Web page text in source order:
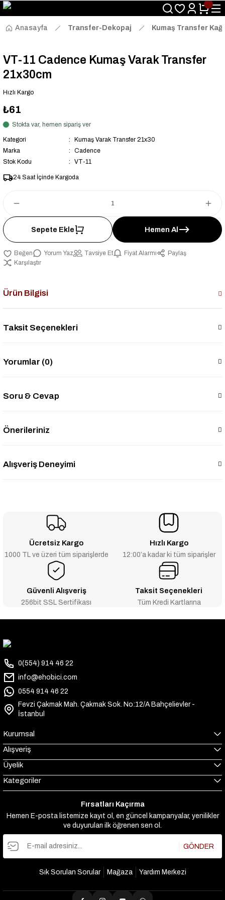
Size Özel "HG10" Kodu ile Sepette Hemen %10 İndirim Fırsatını
Kaçırmayın!
Anasayfa
Transfer-Dekopaj Kumaş Transfer
VT-11 Cadence Kumaş Varak Transfer
21x30cm
Hızlı Kargo
₺61
Stokta var, hemen sipariş ver
Kategori
Kumaş Varak Transfer 21x30
Marka
Cadence
Stok Kodu
VT-11
24 Saat İçinde Kargoda
Sepete Ekle Hemen Al
Yorum Yaz Tavsiye Et Fiyat Alarmı
Paylaş
Karşılaştır
Ürün Bilgisi
Taksit Seçenekleri
Yorumlar (0)
Soru & Cevap
Önerileriniz
Alışveriş Deneyimi
Ücretsiz Kargo
1000 TL ve üzeri tüm siparişlerde
Hızlı Kargo
12:00’a kadar ki tüm siparişler
Güvenli Alışveriş
256bit SSL Sertifikası
Taksit Seçenekleri
Tüm Kredi Kartlarına
0(554) 914 46 22
info@ehobici.com
0554 914 46 22
Fevzi Çakmak Mah. Çakmak Sok. No:12/A Bahçelievler -
İstanbul
Kurumsal
Alışveriş
Üyelik
Kategoriler
Fırsatları Kaçırma
Hemen E-posta listemize kayıt ol, en güncel kampanyalar, yenilikler
ve duyuruları ilk öğrenen sen ol.
GÖNDER
Sık Sorulan Sorular Mağaza Yardım Merkezi